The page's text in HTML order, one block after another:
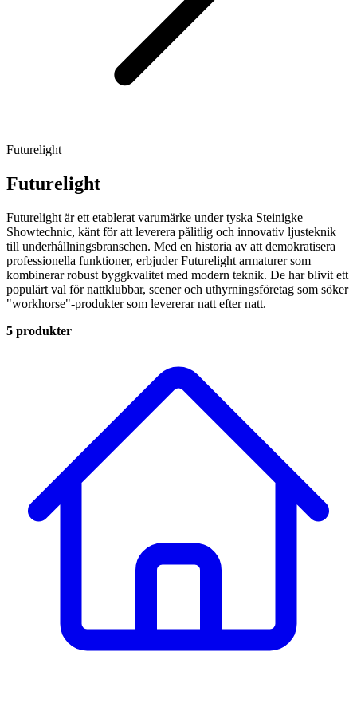
Futurelight
Futurelight
Futurelight är ett etablerat varumärke under tyska Steinigke
Showtechnic, känt för att leverera pålitlig och innovativ ljusteknik
till underhållningsbranschen. Med en historia av att demokratisera
professionella funktioner, erbjuder Futurelight armaturer som
kombinerar robust byggkvalitet med modern teknik. De har blivit ett
populärt val för nattklubbar, scener och uthyrningsföretag som söker
"workhorse"-produkter som levererar natt efter natt.
5 produkter